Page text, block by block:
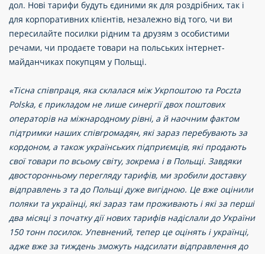
дол. Нові тарифи будуть єдиними як для роздрібних, так і
для корпоративних клієнтів, незалежно від того, чи ви
пересилайте посилки рідним та друзям з особистими
речами, чи продаєте товари на польських інтернет-
майданчиках покупцям у Польщі.
«Тісна співпраця, яка склалася між Укрпоштою та Poczta
Polska, є прикладом не лише синергії двох поштових
операторів на міжнародному рівні, а й наочним фактом
підтримки наших співгромадян, які зараз перебувають за
кордоном, а також українських підприємців, які продають
свої товари по всьому світу, зокрема і в Польщі. Завдяки
двосторонньому перегляду тарифів, ми зробили доставку
відправлень з та до Польщі дуже вигідною. Це вже оцінили
поляки та українці, які зараз там проживають і які за перші
два місяці з початку дії нових тарифів надіслали до України
150 тонн посилок. Упевнений, тепер це оцінять і українці,
адже вже за тиждень зможуть надсилати відправлення до